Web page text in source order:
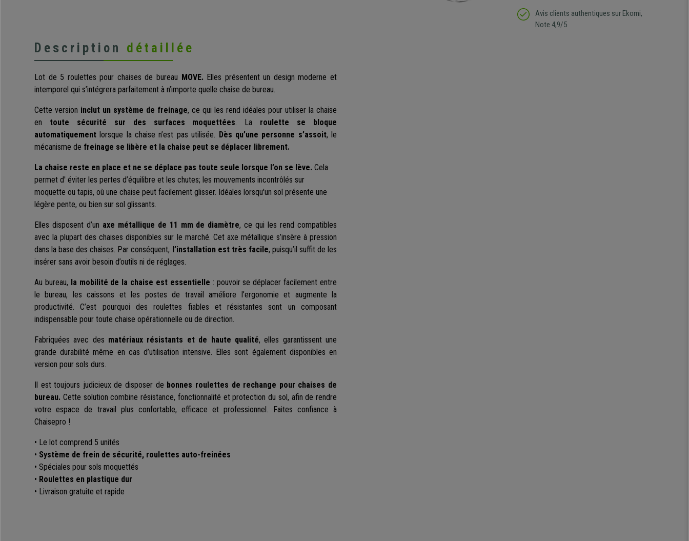
Avis clients authentiques sur Ekomi,
Note 4,9/5
Description détaillée
Lot de 5 roulettes pour chaises de bureau MOVE. Elles présentent un design moderne et
intemporel qui s’intégrera parfaitement à n’importe quelle chaise de bureau.
Cette version inclut un système de freinage, ce qui les rend idéales pour utiliser la chaise
en toute sécurité sur des surfaces moquettées. La roulette se bloque
automatiquement lorsque la chaise n’est pas utilisée. Dès qu’une personne s’assoit, le
mécanisme de freinage se libère et la chaise peut se déplacer librement.
La chaise reste en place et ne se déplace pas toute seule lorsque l’on se lève. Cela
permet d' éviter les pertes d’équilibre et les chutes; les mouvements incontrôlés sur
moquette ou tapis, où une chaise peut facilement glisser. Idéales lorsqu'un sol présente une
légère pente, ou bien sur sol glissants.
Elles disposent d’un axe métallique de 11 mm de diamètre, ce qui les rend compatibles
avec la plupart des chaises disponibles sur le marché. Cet axe métallique s’insère à pression
dans la base des chaises. Par conséquent, l’installation est très facile, puisqu’il suffit de les
insérer sans avoir besoin d’outils ni de réglages.
Au bureau, la mobilité de la chaise est essentielle : pouvoir se déplacer facilement entre
le bureau, les caissons et les postes de travail améliore l’ergonomie et augmente la
productivité. C’est pourquoi des roulettes fiables et résistantes sont un composant
indispensable pour toute chaise opérationnelle ou de direction.
Fabriquées avec des matériaux résistants et de haute qualité, elles garantissent une
grande durabilité même en cas d’utilisation intensive. Elles sont également disponibles en
version pour sols durs.
Il est toujours judicieux de disposer de bonnes roulettes de rechange pour chaises de
bureau. Cette solution combine résistance, fonctionnalité et protection du sol, afin de rendre
votre espace de travail plus confortable, efficace et professionnel. Faites confiance à
Chaisepro !
• Le lot comprend 5 unités
• Système de frein de sécurité, roulettes auto-freinées
• Spéciales pour sols moquettés
• Roulettes en plastique dur
• Livraison gratuite et rapide